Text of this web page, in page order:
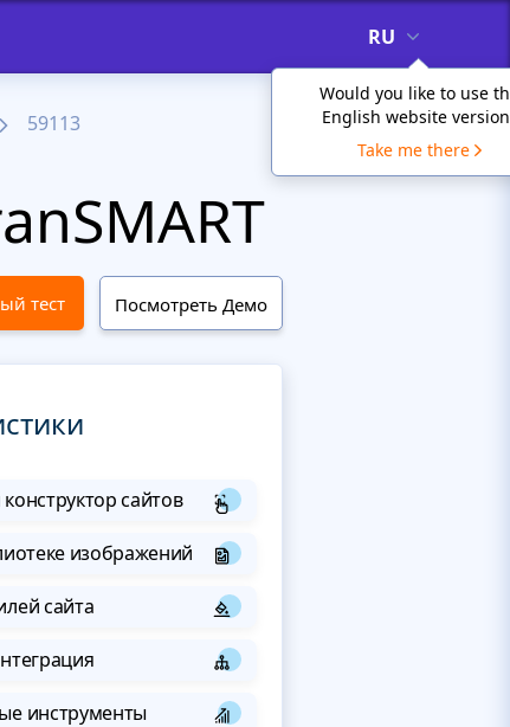
RU
Would you like to use
English website
Take me there
59113
тест Посмотреть Демо
сайтов
изображений
сайта
инструменты